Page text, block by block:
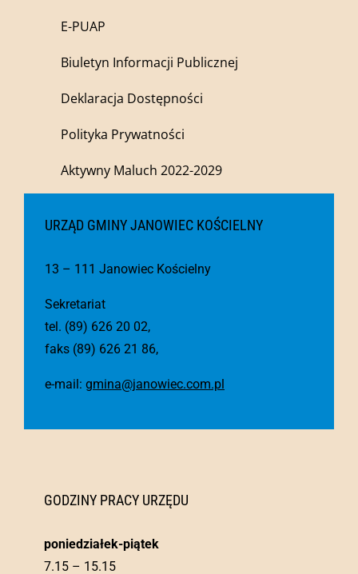
E-PUAP
Biuletyn Informacji Publicznej
Deklaracja Dostępności
Polityka Prywatności
Aktywny Maluch 2022-2029
URZĄD GMINY JANOWIEC KOŚCIELNY
13 – 111 Janowiec Kościelny
Sekretariat
tel. (89) 626 20 02,
faks (89) 626 21 86,
e-mail: gmina@janowiec.com.pl
GODZINY PRACY URZĘDU
poniedziałek-piątek
7.15 – 15.15